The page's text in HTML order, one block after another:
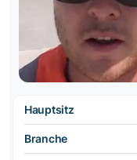
Hauptsitz
Branche